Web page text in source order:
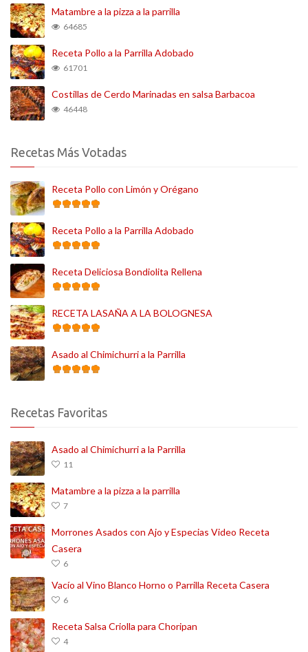
Matambre a la pizza a la parrilla
64685
Receta Pollo a la Parrilla Adobado
61701
Costillas de Cerdo Marinadas en salsa Barbacoa
46448
Recetas Más Votadas
Receta Pollo con Limón y Orégano
Receta Pollo a la Parrilla Adobado
Receta Deliciosa Bondiolita Rellena
RECETA LASAÑA A LA BOLOGNESA
Asado al Chimichurri a la Parrilla
Recetas Favoritas
Asado al Chimichurri a la Parrilla
11
Matambre a la pizza a la parrilla
7
Morrones Asados con Ajo y Especias Video Receta
Casera
6
Vacío al Vino Blanco Horno o Parrilla Receta Casera
6
Receta Salsa Criolla para Choripan
4